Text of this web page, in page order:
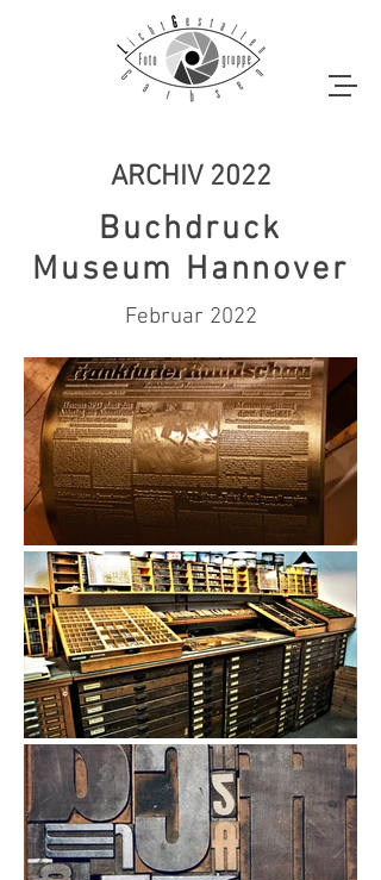
ARCHIV 2022
Buchdruck
Museum Hannover
Februar 2022